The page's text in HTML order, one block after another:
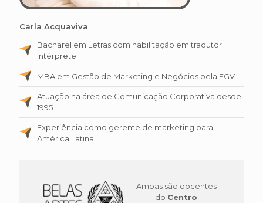
Carla Acquaviva
Bacharel em Letras com habilitação em tradutor
intérprete
MBA em Gestão de Marketing e Negócios pela FGV
Atuação na área de Comunicação Corporativa desde
1995
Experiência como gerente de marketing para
América Latina
Ambas são docentes
do Centro